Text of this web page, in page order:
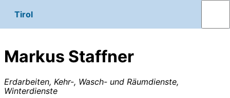
Tirol
Markus Staffner
Erdarbeiten, Kehr-, Wasch- und Räumdienste,
Winterdienste